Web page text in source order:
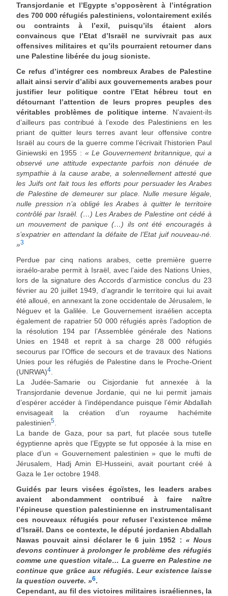
Transjordanie et l’Egypte s’opposèrent à l’intégration
des 700 000 réfugiés palestiniens, volontairement exilés
ou contraints à l’exil, puisqu’ils étaient alors
convaincus que l’Etat d’Israël ne survivrait pas aux
offensives militaires et qu’ils pourraient retourner dans
une Palestine libérée du joug sioniste.
Ce refus d’intégrer ces nombreux Arabes de Palestine
allait ainsi servir d’alibi aux gouvernements arabes pour
justifier leur politique contre l’Etat hébreu tout en
détournant l’attention de leurs propres peuples des
véritables problèmes de politique interne . N’avaient-ils
d’ailleurs pas contribué à l’exode des Palestiniens en les
priant de quitter leurs terres avant leur offensive contre
Israël au cours de la guerre comme l’écrivait l’historien Paul
Giniewski en 1955 : « Le Gouvernement britannique, qui a
observé une attitude expectante parfois non dénuée de
sympathie à la cause arabe, a solennellement attesté que
les Juifs ont fait tous les efforts pour persuader les Arabes
de Palestine de demeurer sur place. Nulle mesure légale,
nulle pression n’a obligé les Arabes à quitter le territoire
contrôlé par Israël. (…) Les Arabes de Palestine ont cédé à
un mouvement de panique (…) ils ont été encouragés à
s’expatrier en attendant la défaite de l’Etat juif nouveau-né.
»3
Perdue par cinq nations arabes, cette première guerre
israélo-arabe permit à Israël, avec l’aide des Nations Unies,
lors de la signature des Accords d’armistice conclus du 23
février au 20 juillet 1949, d’agrandir le territoire qui lui avait
été alloué, en annexant la zone occidentale de Jérusalem, le
Néguev et la Galilée. Le Gouvernement israélien accepta
également de rapatrier 50 000 réfugiés après l’adoption de
la résolution 194 par l’Assemblée générale des Nations
Unies en 1948 et reprit à sa charge 28 000 réfugiés
secourus par l’Office de secours et de travaux des Nations
Unies pour les réfugiés de Palestine dans le Proche-Orient
(UNRWA)4
La Judée-Samarie ou Cisjordanie fut annexée à la
Transjordanie devenue Jordanie, qui ne lui permit jamais
d’espérer accéder à l’indépendance puisque l’émir Abdallah
envisageait la création d’un royaume hachémite
palestinien5
La bande de Gaza, pour sa part, fut placée sous tutelle
égyptienne après que l’Egypte se fut opposée à la mise en
place d’un « Gouvernement palestinien » que le mufti de
Jérusalem, Hadj Amin El-Husseini, avait pourtant créé à
Gaza le 1er octobre 1948.
Guidés par leurs visées égoïstes, les leaders arabes
avaient abondamment contribué à faire naître
l’épineuse question palestinienne en instrumentalisant
ces nouveaux réfugiés pour refuser l’existence même
d’Israël. Dans ce contexte, le député jordanien Abdallah
Nawas pouvait ainsi déclarer le 6 juin 1952 : « Nous
devons continuer à prolonger le problème des réfugiés
comme une question vitale… La guerre en Palestine ne
continue que grâce aux réfugiés. Leur existence laisse
la question ouverte. »6.
Cependant, au fil des victoires militaires israéliennes, la